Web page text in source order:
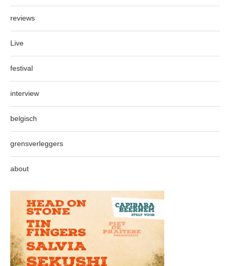
reviews
Live
festival
interview
belgisch
grensverleggers
about